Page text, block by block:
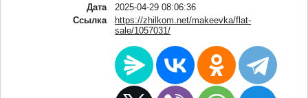
Дата
2025-04-29 08:06:36
Ссылка
https://zhilkom.net/makeevka/flat-
sale/1057031/